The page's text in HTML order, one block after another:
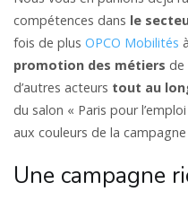
compétences dans le
fois de plus OPCO Mobilités
promotion des métiers de
d’autres acteurs tout au
du salon « Paris pour
aux couleurs de la
Une campagne